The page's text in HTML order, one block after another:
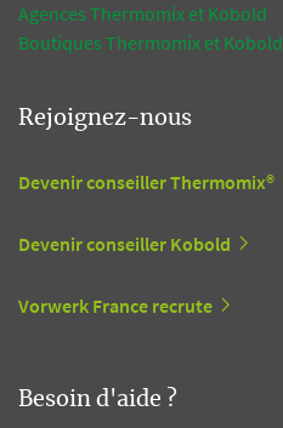
Agences Thermomix et Kobold
Boutiques Thermomix et Kobold
Rejoignez-nous
Devenir conseiller Thermomix®
Devenir conseiller Kobold
Vorwerk France recrute
Besoin d'aide ?